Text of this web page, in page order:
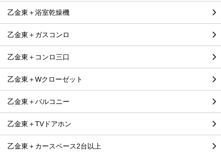
乙金東＋浴室乾燥機
乙金東＋ガスコンロ
乙金東＋コンロ三口
乙金東＋Wクローゼット
乙金東＋バルコニー
乙金東＋TVドアホン
乙金東＋カースペース2台以上